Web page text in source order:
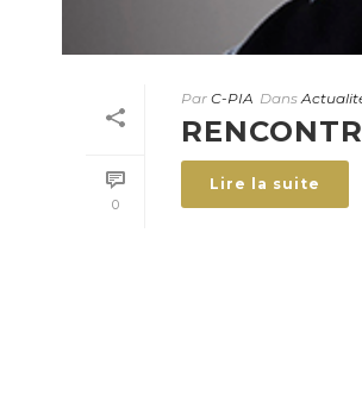
0
Par C-PIA Dans
Lire la suite